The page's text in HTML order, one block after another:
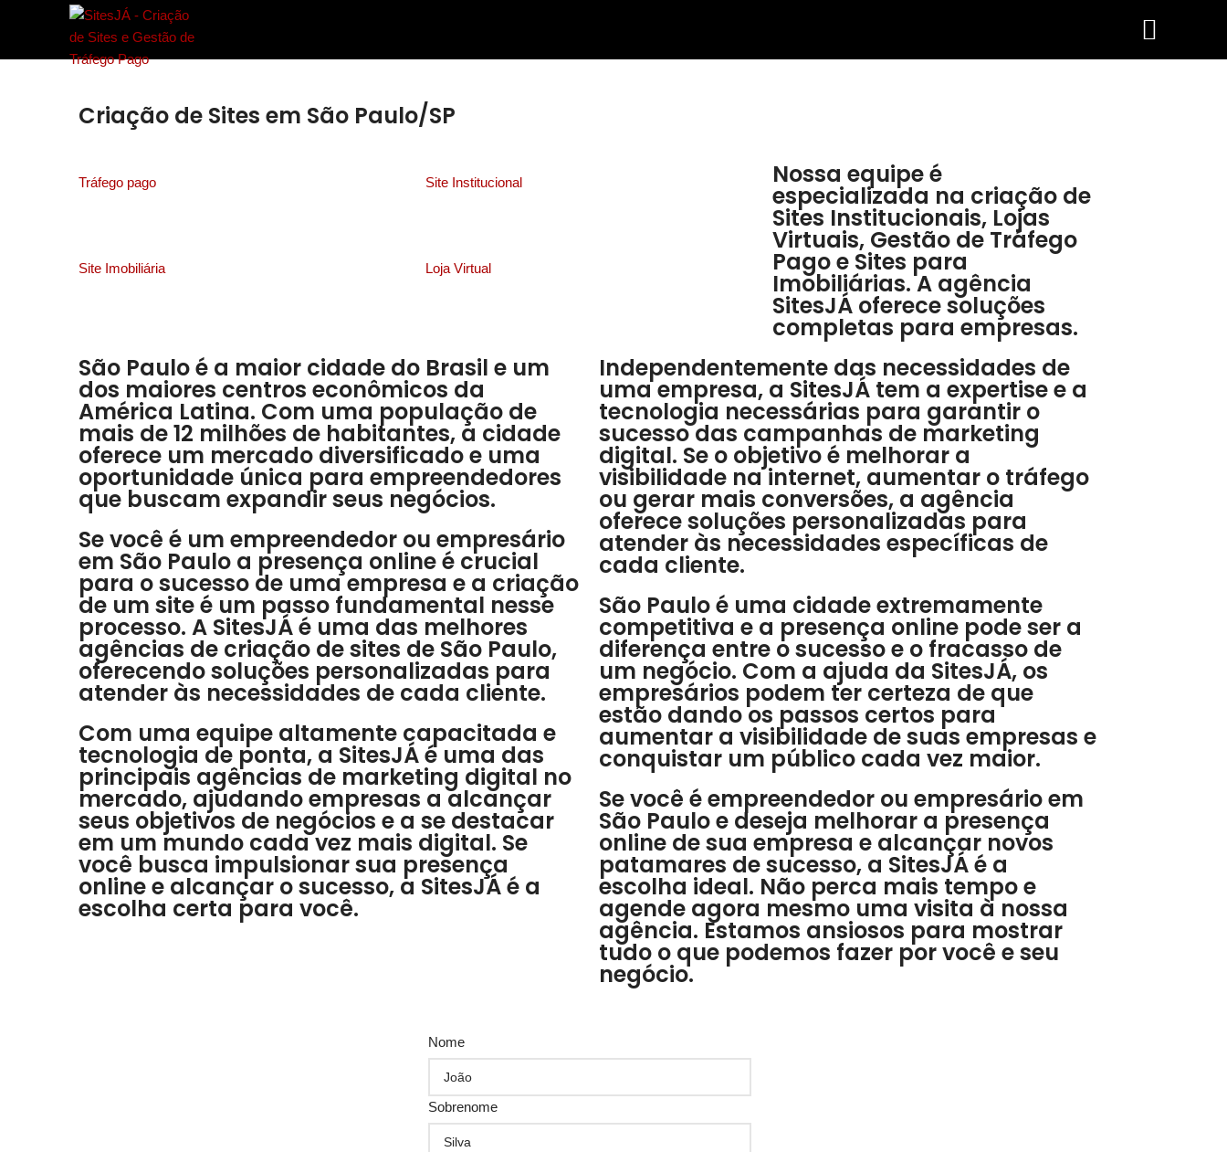
Criação de Sites em São Paulo/SP
Tráfego pago
Site Imobiliária
Site Institucional
Loja Virtual
Nossa equipe é
especializada na criação de
Sites Institucionais, Lojas
Virtuais, Gestão de Tráfego
Pago e Sites para
Imobiliárias. A agência
SitesJÁ oferece soluções
completas para empresas.
São Paulo é a maior cidade do Brasil e um
dos maiores centros econômicos da
América Latina. Com uma população de
mais de 12 milhões de habitantes, a cidade
oferece um mercado diversificado e uma
oportunidade única para empreendedores
que buscam expandir seus negócios.
Se você é um empreendedor ou empresário
em São Paulo a presença online é crucial
para o sucesso de uma empresa e a criação
de um site é um passo fundamental nesse
processo. A SitesJÁ é uma das melhores
agências de criação de sites de São Paulo,
oferecendo soluções personalizadas para
atender às necessidades de cada cliente.
Com uma equipe altamente capacitada e
tecnologia de ponta, a SitesJÁ é uma das
principais agências de marketing digital no
mercado, ajudando empresas a alcançar
seus objetivos de negócios e a se destacar
em um mundo cada vez mais digital. Se
você busca impulsionar sua presença
online e alcançar o sucesso, a SitesJÁ é a
escolha certa para você.
Independentemente das necessidades de
uma empresa, a SitesJÁ tem a expertise e a
tecnologia necessárias para garantir o
sucesso das campanhas de marketing
digital. Se o objetivo é melhorar a
visibilidade na internet, aumentar o tráfego
ou gerar mais conversões, a agência
oferece soluções personalizadas para
atender às necessidades específicas de
cada cliente.
São Paulo é uma cidade extremamente
competitiva e a presença online pode ser a
diferença entre o sucesso e o fracasso de
um negócio. Com a ajuda da SitesJÁ, os
empresários podem ter certeza de que
estão dando os passos certos para
aumentar a visibilidade de suas empresas e
conquistar um público cada vez maior.
Se você é empreendedor ou empresário em
São Paulo e deseja melhorar a presença
online de sua empresa e alcançar novos
patamares de sucesso, a SitesJÁ é a
escolha ideal. Não perca mais tempo e
agende agora mesmo uma visita à nossa
agência. Estamos ansiosos para mostrar
tudo o que podemos fazer por você e seu
negócio.
Nome
Sobrenome